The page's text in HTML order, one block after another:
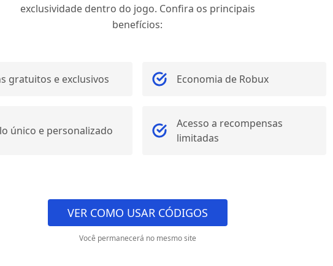
exclusividade dentro do jogo. Confira os principais
benefícios:
gratuitos e exclusivos Economia de Robux
único e personalizado
Acesso a recompensas
limitadas
VER COMO USAR CÓDIGOS
Você permanecerá no mesmo site